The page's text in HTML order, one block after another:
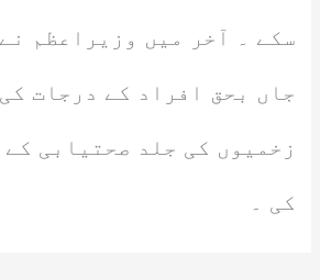
سکے ۔ آخر میں وزیراعظم
جاں بحق افراد کے درجات
زخمیوں کی جلد صحتیابی
کی ۔